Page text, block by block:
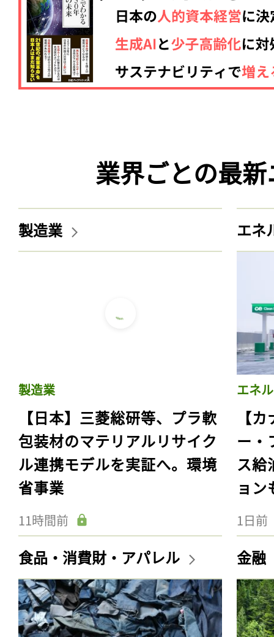
業界ごとの最
製造業
製造業
【日本】三菱総研等、プラ軟
包装材のマテリアルリサイク
ル連携モデルを実証へ。環境
省事業
11時間前
エネ
エネ
【
ー・
ス給
ョン
1日前
食品・消費財・アパレル 金融